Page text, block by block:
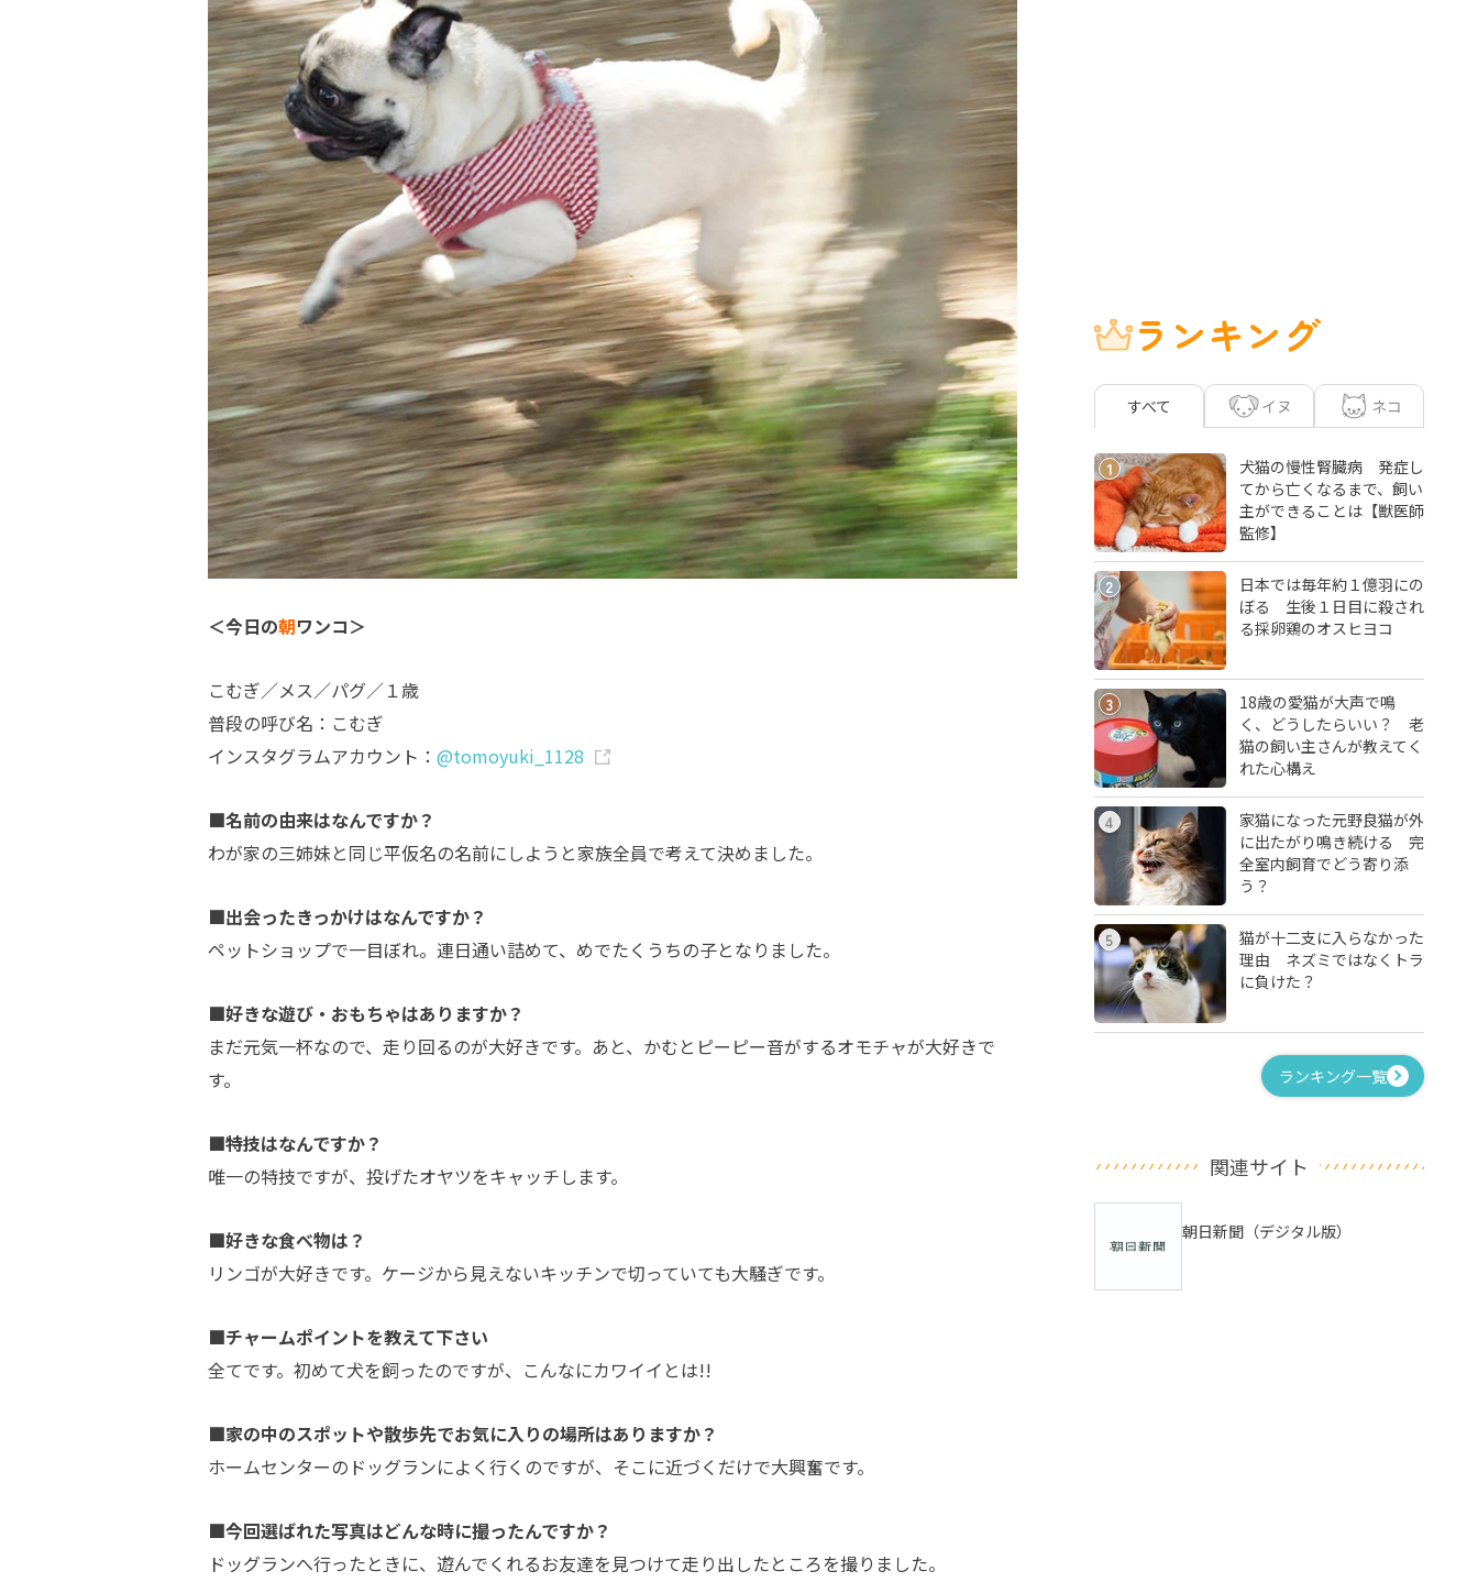
＜今日の朝ワンコ＞
こむぎ／メス／パグ／１歳
普段の呼び名：こむぎ
インスタグラムアカウント： @tomoyuki_1128
■名前の由来はなんですか？
わが家の三姉妹と同じ平仮名の名前にしようと家族全員で考えて決めました。
■出会ったきっかけはなんですか？
ペットショップで一目ぼれ。連日通い詰めて、めでたくうちの子となりました。
■好きな遊び・おもちゃはありますか？
まだ元気一杯なので、走り回るのが大好きです。あと、かむとピーピー音がするオモチャが大好きで
す。
■特技はなんですか？
唯一の特技ですが、投げたオヤツをキャッチします。
■好きな食べ物は？
リンゴが大好きです。ケージから見えないキッチンで切っていても大騒ぎです。
■チャームポイントを教えて下さい
全てです。初めて犬を飼ったのですが、こんなにカワイイとは!!
■家の中のスポットや散歩先でお気に入りの場所はありますか？
ホームセンターのドッグランによく行くのですが、そこに近づくだけで大興奮です。
■今回選ばれた写真はどんな時に撮ったんですか？
ドッグランへ行ったときに、遊んでくれるお友達を見つけて走り出したところを撮りました。
ランキング
すべて イヌ ネコ
1
犬猫の慢性腎臓病 発症し
てから亡くなるまで、飼い
主ができることは【獣医師
監修】
2
日本では毎年約１億羽にの
ぼる 生後１日目に殺され
る採卵鶏のオスヒヨコ
3
18歳の愛猫が大声で鳴
く、どうしたらいい？ 老
猫の飼い主さんが教えてく
れた心構え
4
家猫になった元野良猫が外
に出たがり鳴き続ける 完
全室内飼育でどう寄り添
う？
5
猫が十二支に入らなかった
理由 ネズミではなくトラ
に負けた？
ランキング一覧
関連サイト
朝日新聞（デジタル版）